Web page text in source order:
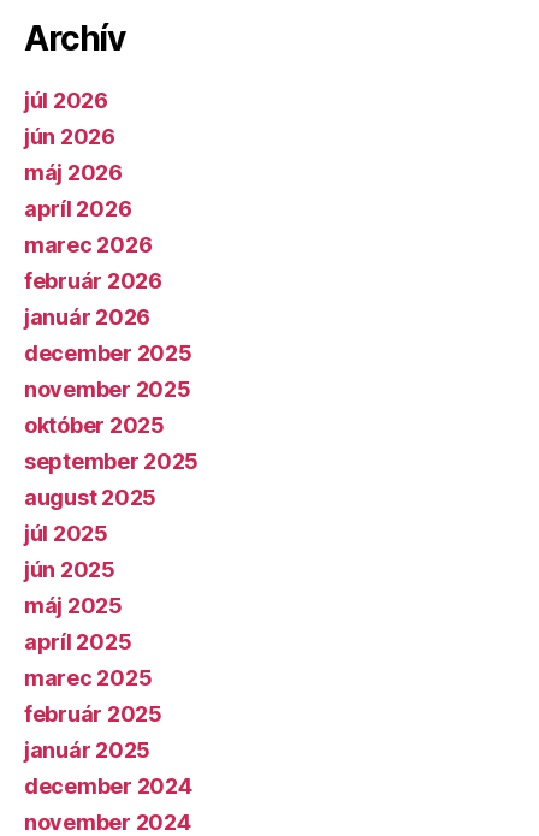
Archív
júl 2026
jún 2026
máj 2026
apríl 2026
marec 2026
február 2026
január 2026
december 2025
november 2025
október 2025
september 2025
august 2025
júl 2025
jún 2025
máj 2025
apríl 2025
marec 2025
február 2025
január 2025
december 2024
november 2024